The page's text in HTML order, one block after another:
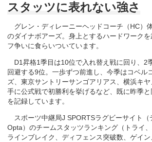
スタッツに表れない強さ
グレン・ディレーニーヘッドコーチ（HC）
のダイナボアーズ。身上とするハードワーク
フ争いに食らいついています。
D1昇格1季目は10位で入れ替え戦に回り、2
回避する9位。一歩ずつ前進し、今季はコベル
ズ、東京サントリーサンゴアリアス、横浜キ
手に公式戦で初勝利を挙げるなど、既に昨季と
を記録しています。
スポーツ中継局J SPORTSラグビーサイト（
Opta）のチームスタッツランキング（トライ、
ラインブレイク、ディフェンス突破数、ゲイ